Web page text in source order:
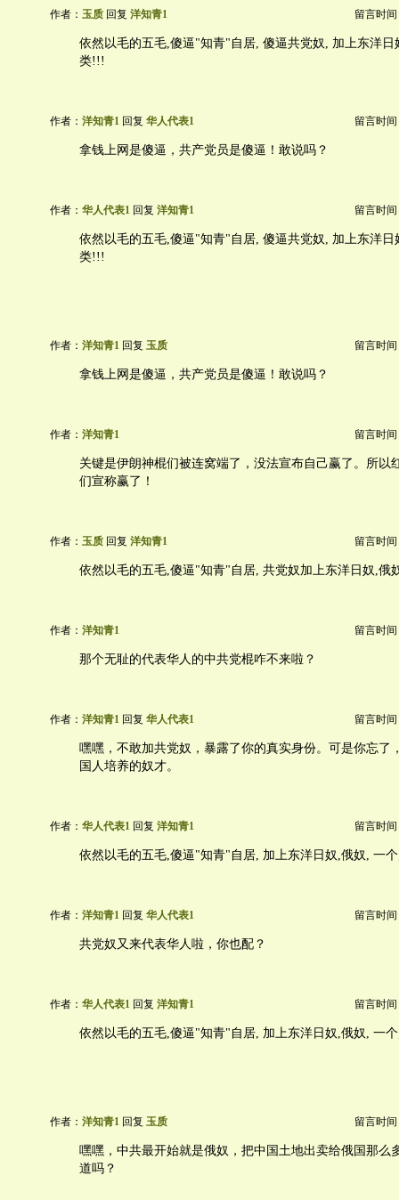
作者： 玉质 回复 洋知青1 留言时间
依然以毛的五毛,傻逼"知青"自居, 傻逼共党奴, 加上东洋日
类!!!
作者： 洋知青1 回复 华人代表1 留言时间
拿钱上网是傻逼，共产党员是傻逼！敢说吗？
作者： 华人代表1 回复 洋知青1 留言时间
依然以毛的五毛,傻逼"知青"自居, 傻逼共党奴, 加上东洋日
类!!!
作者： 洋知青1 回复 玉质 留言时间
拿钱上网是傻逼，共产党员是傻逼！敢说吗？
作者： 洋知青1 留言时间
关键是伊朗神棍们被连窝端了，没法宣布自己赢了。所以
们宣称赢了！
作者： 玉质 回复 洋知青1 留言时间
依然以毛的五毛,傻逼"知青"自居, 共党奴加上东洋日奴,俄
作者： 洋知青1 留言时间
那个无耻的代表华人的中共党棍咋不来啦？
作者： 洋知青1 回复 华人代表1 留言时间
嘿嘿，不敢加共党奴，暴露了你的真实身份。可是你忘了
国人培养的奴才。
作者： 华人代表1 回复 洋知青1 留言时间
依然以毛的五毛,傻逼"知青"自居, 加上东洋日奴,俄奴, 一
作者： 洋知青1 回复 华人代表1 留言时间
共党奴又来代表华人啦，你也配？
作者： 华人代表1 回复 洋知青1 留言时间
依然以毛的五毛,傻逼"知青"自居, 加上东洋日奴,俄奴, 一
作者： 洋知青1 回复 玉质 留言时间
嘿嘿，中共最开始就是俄奴，把中国土地出卖给俄国那么
道吗？